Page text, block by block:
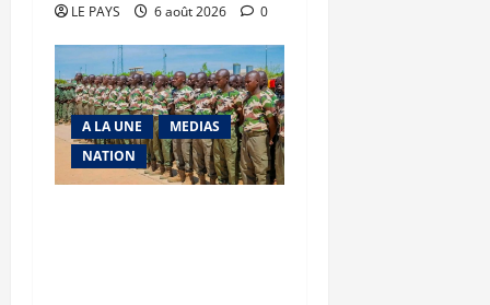
LE PAYS 6 août 2026 0
A LA UNE
MEDIAS
NATION